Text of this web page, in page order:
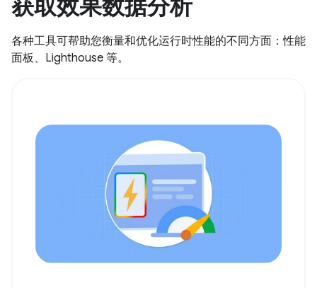
获取效果数据分析
各种工具可帮助您衡量和优化运行时性能的不同方面：性能
面板、Lighthouse 等。